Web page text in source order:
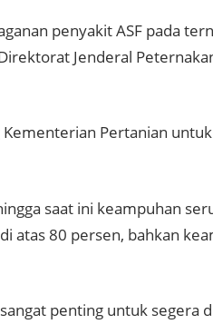
penyakit ASF pada
Jenderal
Pertanian
saat ini keampuhan
atas 80 persen, bahkan
penting untuk segera